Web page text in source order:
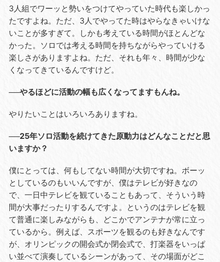
3人組でワーッと勢いをつけてやっていた時代も楽しかっ
たですよね。ただ、3人でやってた時はやらなきゃいけな
いことが多すぎて。しかも考えている時間がほとんどな
かった。ソロでは考える時間を持ちながらやっていける
楽しさがありますよね。ただ、それも年々、時間が少な
くなってきているんですけど。
──やるほどに活動の幅も広くなってますもんね。
やりたいことはいろいろありますね。
──25年ソロ活動を続けてきた原動力はどんなことだと思
いますか？
僕にとっては、何もしてない時間が大切ですね。ボーッ
としているのもいいんですが、僕はテレビが好きなの
で、一日中テレビを観ていることもあって、そういう時
間が大事だったりするんですよ。というのはテレビを観
て普通に楽しみながらも、どこかでアンテナが常に立っ
ているから。例えば、スポーツを観るのも好きなんです
が、オリンピックの開会式か閉会式で、打楽器をいっぱ
い並べて演奏しているシーンがあって、その場面がどこ